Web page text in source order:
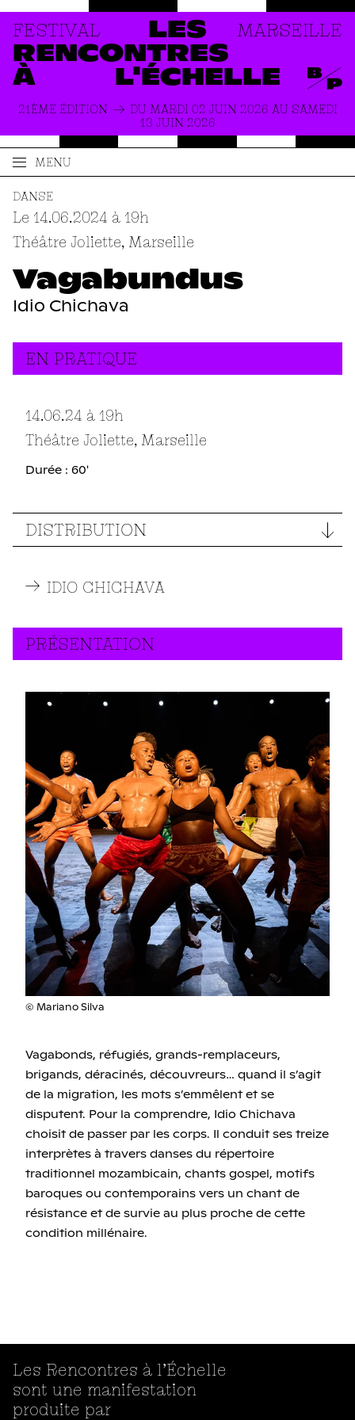
LES
RENCONTRES
À
L'ÉCHELLE
FESTIVAL MARSEILLE
21ÈME ÉDITION
DU MARDI 02 JUIN 2026 AU SAMEDI
13 JUIN 2026
MENU
PRODUCTIONS
ACTUALITÉS
Vagabundus
DANSE
Le 14.06.2024 à 19h
Théâtre Joliette, Marseille
Idio Chichava
EN PRATIQUE
14.06.24 à 19h
Théâtre Joliette, Marseille
Durée : 60'
DISTRIBUTION
IDIO CHICHAVA
PRÉSENTATION
© Mariano Silva
Vagabonds, réfugiés, grands-remplaceurs,
brigands, déracinés, découvreurs… quand il s’agit
de la migration, les mots s’emmêlent et se
disputent. Pour la comprendre, Idio Chichava
choisit de passer par les corps. Il conduit ses treize
interprètes à travers danses du répertoire
traditionnel mozambicain, chants gospel, motifs
baroques ou contemporains vers un chant de
résistance et de survie au plus proche de cette
condition millénaire.
Les Rencontres à l’Échelle
sont une manifestation
produite par